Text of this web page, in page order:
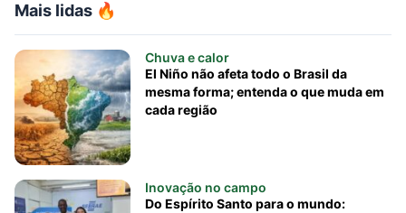
Mais lidas 🔥
Chuva e calor
El Niño não afeta todo o Brasil da
mesma forma; entenda o que muda em
cada região
Inovação no campo
Do Espírito Santo para o mundo: